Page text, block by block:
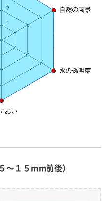
～１５mm前後）